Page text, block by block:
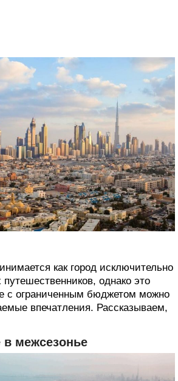
как город исключительно
однако это
с ограниченным бюджетом можно
впечатления. Рассказываем,
в межсезонье